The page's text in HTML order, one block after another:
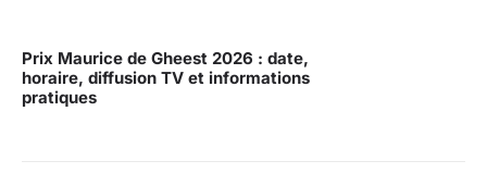
Prix Maurice de Gheest 2026 : date,
horaire, diffusion TV et informations
pratiques